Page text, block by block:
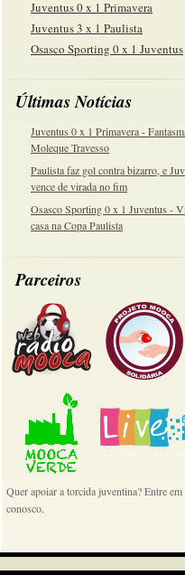
Juventus 0 x 1 Primavera
Juventus 3 x 1 Paulista
Osasco Sporting 0 x 1 Juventus
Últimas Notícias
Juventus 0 x 1 Primavera -
Moleque Travesso
Paulista faz gol contra bizarro, e
vence de virada no fim
Osasco Sporting 0 x 1 Juventus -
casa na Copa Paulista
Parceiros
Quer apoiar a torcida juventina? Entre em
conosco.